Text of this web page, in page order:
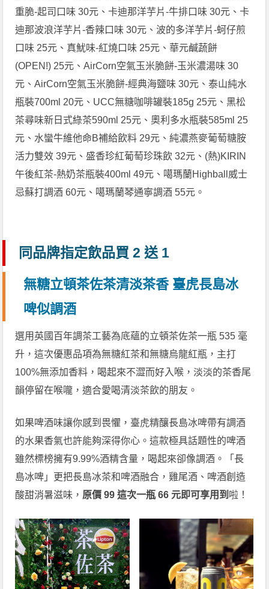
重脆-起司口味 30元、卡迪那洋芋片-牛排口味 30元、卡
迪那波浪洋芋片-香辣口味 30元、波的多洋芋片-蚵仔煎
口味 25元、真魷味-紅燒口味 25元、華元鹹蔬餅
(OPEN!) 25元、AirCorn空氣玉米脆餅-玉米濃湯味 30
元、AirCorn空氣玉米脆餅-經典海鹽味 30元、泰山純水
瓶裝700ml 20元、UCC無糖咖啡罐裝185g 25元、黑松
茶尋味新日式綠茶590ml 25元、奧利多水瓶裝585ml 25
元、水蠻牛維他命B補給飲料 29元、純濃燕麥葡萄糖胺
活力雙效 39元、盛香珍紅葡萄珍珠飲 32元、(熱)KIRIN
午後紅茶-熱奶茶瓶裝400ml 49元、噶瑪蘭Highball威士
忌蘇打調酒 60元、噶瑪蘭琴通寧調酒 55元。
同品牌指定飲品買 2 送 1
無糖立頓茶佐茶清淡茶香 臺虎長島冰
啤似調酒
選用英國百年調茶工藝為底蘊的立頓茶佐茶一瓶 535 毫
升，這次優惠品項為無糖紅茶和無糖烏龍紅瓶，主打
100%無添加香料，喝起來不澀而好入喉，淡淡的茶香尾
韻停留在喉嚨，適合愛喝清淡茶飲的朋友。
如果啤酒味讓你感到畏懼，臺虎精釀長島冰啤帶有調酒
的水果香氣也許能夠深得你心。這款極具話題性的啤酒
雖然標榜擁有9.99%酒精含量，喝起來卻像調酒。「長
島冰啤」更把長島冰茶和啤酒融合，雞尾酒、啤酒創造
酸甜消暑滋味， 原價 99 這次一瓶 66 元即可享用到啦！